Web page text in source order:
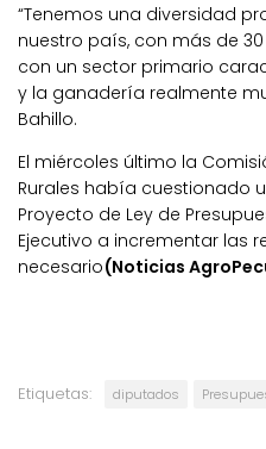
“Tenemos una diversidad
nuestro país, con más de
con un sector primario
y la ganadería realmente
Bahillo.
El miércoles último la
Rurales había cuestionado
Proyecto de Ley de
Ejecutivo a incrementar las
necesario(Noticias
Etiquetas: diputados